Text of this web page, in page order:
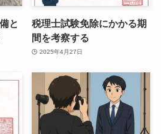
と
税理士試験免除にかかる期
間を考察する
2025年4月27日